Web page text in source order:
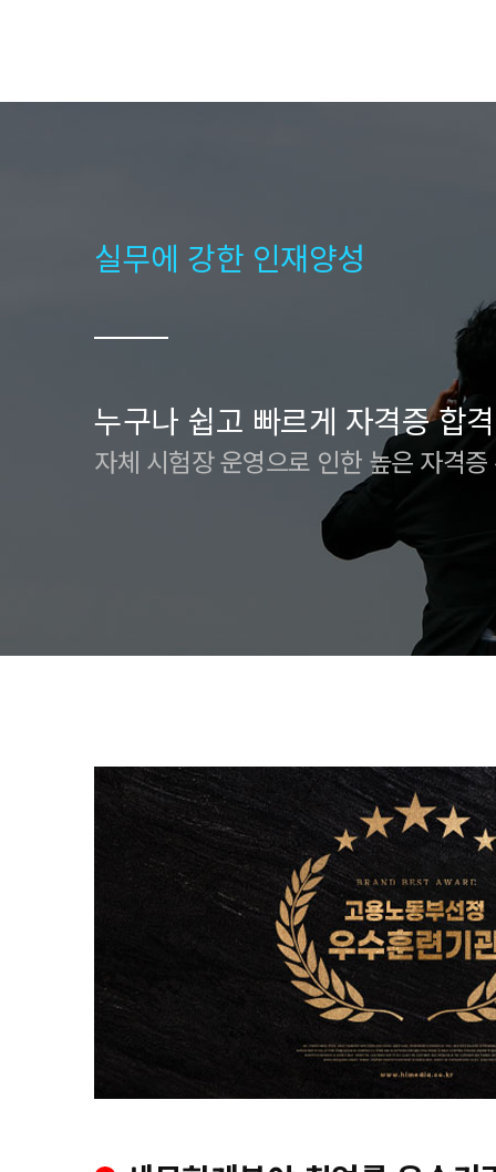
실무에 강한 인재양성
누구나 쉽고 빠르게 자격증 합
자체 시험장 운영으로 인한 높은 자격